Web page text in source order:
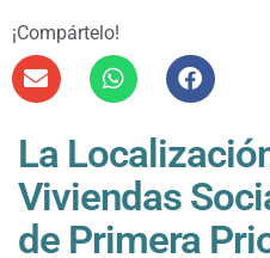
¡Compártelo!
La
Viviendas
de Primera